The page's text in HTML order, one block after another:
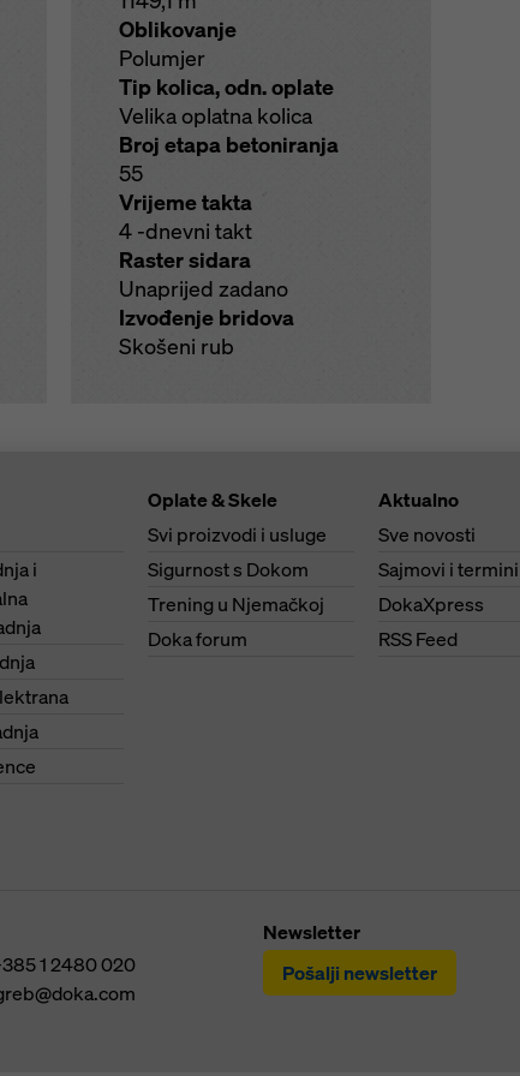
Oblikovanje
Polumjer
Tip kolica, odn. oplate
Velika oplatna kolica
Broj etapa betoniranja
55
Vrijeme takta
4 -dnevni takt
Raster sidara
Unaprijed zadano
Izvođenje bridova
Skošeni rub
i
Oplate & Skele
Svi proizvodi i usluge
Sigurnost s Dokom
Trening u Njemačkoj
Doka forum
Aktualno
Sve novosti
Sajmovi i termini
DokaXpress
RSS Feed
1 2480 020
Newsletter
Pošalji newsletter